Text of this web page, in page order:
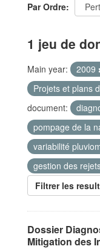
Par Ordre
1 jeu de
Main year: 2009
Projets et plans
document:
pompage de la
variabilité
gestion des
Filtrer les
Dossier
Mitigation des